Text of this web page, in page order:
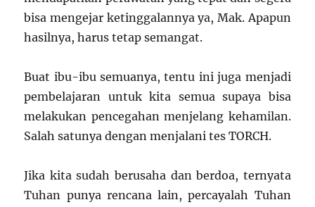
bisa mengejar ketinggalannya ya, Mak. Apapun
hasilnya, harus tetap semangat.
Buat ibu-ibu semuanya, tentu ini juga menjadi
pembelajaran untuk kita semua supaya bisa
melakukan pencegahan menjelang kehamilan.
Salah satunya dengan menjalani tes TORCH.
Jika kita sudah berusaha dan berdoa, ternyata
Tuhan punya rencana lain, percayalah Tuhan